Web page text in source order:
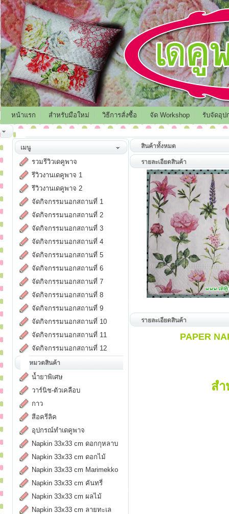
หน้าแรก สำหรับมือใหม่ วิธีการสั่งซื้อ จัด Workshop รับจัดอุป
เมนู
รวมรีวิวเดคูพาจ
รีวิวงานเดคูพาจ 1
รีวิวงานเดคูพาจ 2
จัดกิจกรรมนอกสถานที่ 1
จัดกิจกรรมนอกสถานที่ 2
จัดกิจกรรมนอกสถานที่ 3
จัดกิจกรรมนอกสถานที่ 4
จัดกิจกรรมนอกสถานที่ 5
จัดกิจกรรมนอกสถานที่ 6
จัดกิจกรรมนอกสถานที่ 7
จัดกิจกรรมนอกสถานที่ 8
จัดกิจกรรมนอกสถานที่ 9
จัดกิจกรรมนอกสถานที่ 10
จัดกิจกรรมนอกสถานที่ 11
จัดกิจกรรมนอกสถานที่ 12
หมวดสินค้า
น้ำยาพิเศษ
วาร์นิช-ตัวเคลือบ
กาว
สีอครีลิค
อุปกรณ์ทำเดคูพาจ
Napkin 33x33 cm ดอกกุหลาบ
Napkin 33x33 cm ดอกไม้
Napkin 33x33 cm Marimekko
Napkin 33x33 cm คันทรี่
Napkin 33x33 cm ผลไม้
Napkin 33x33 cm ลายทะเล
สินค้าทั้งหมด
รายละเอียดสินค้า
รายละเอียดสินค้า
PAPER
สำ